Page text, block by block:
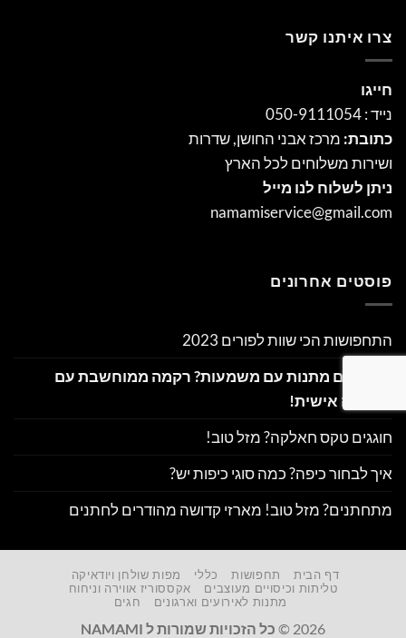
צרו איתנו קשר
חייגו
נייד : 050-9111054
כתובת: מרכז אבני החושן, שדרות
ושירות משלוחים לכל הארץ
ניתן לשלוח לנו מייל
namamiservice@gmail.com
פוסטים אחרונים
התחפושות הכי שוות לפורים 2023
מחפשים מתנות עם משמעות? רקמה ממוחשבת עם
הקדשה אישית!
חוגגים טקס חאלקה? מזל טוב!
איך לבחור כיפה? כמה סוגי כיפות יש?
מתחתנים? מזל טוב! מארזי קדושה מהודרים לחתנים
דף הבית תחפושות כללי
מפות שולחן ויודאיקה
טליתות וכיסויים מעוצבים
אקססוריז אווירה וניחוח
מתנות לאירועים וארגונים
חגים
2026 © כל הזכויות שמורות ל NAMAMI